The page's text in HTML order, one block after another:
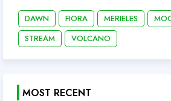
DAWN FIORA MERIELES
STREAM
VOLCANO
MOST RECENT